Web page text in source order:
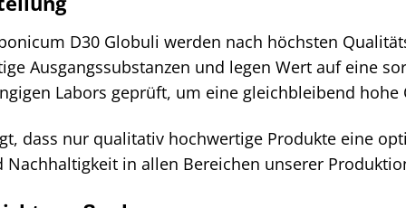
D30 Globuli werden nach höchsten
Ausgangssubstanzen und legen Wert auf eine
Labors geprüft, um eine gleichbleibend
dass nur qualitativ hochwertige Produkte eine
Nachhaltigkeit in allen Bereichen unserer